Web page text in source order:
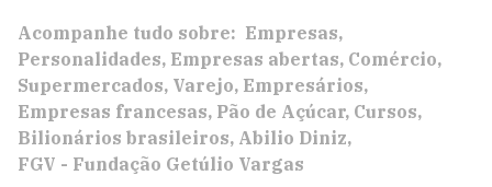
Acompanhe tudo sobre: Empresas
Personalidades Empresas abertas Comércio
Supermercados Varejo Empresários
Empresas francesas Pão de Açúcar Cursos
Bilionários brasileiros Abilio Diniz
FGV - Fundação Getúlio Vargas